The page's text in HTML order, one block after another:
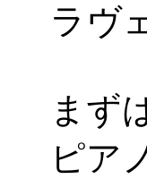
ラヴ
まず
ピア